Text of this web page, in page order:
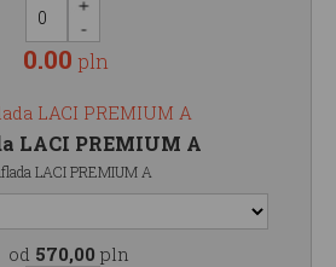
0.00 pln
LACI PREMIUM A
LACI PREMIUM A
od 570,00 pln